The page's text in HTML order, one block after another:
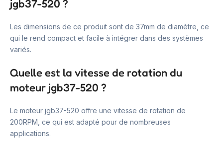
jgb37-520 ?
Les dimensions de ce produit sont de 37mm de diamètre, ce
qui le rend compact et facile à intégrer dans des systèmes
variés.
Quelle est la vitesse de rotation du
moteur jgb37-520 ?
Le moteur jgb37-520 offre une vitesse de rotation de
200RPM, ce qui est adapté pour de nombreuses
applications.